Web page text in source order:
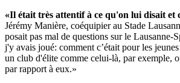
«Il était très attentif à ce qu'on lui disait et
Jérémy Manière, coéquipier au Stade
posait pas mal de questions sur le Lausanne-
j'y avais joué: comment c’était pour les
un club d'élite comme celui-là, par exemple,
par rapport à eux.»